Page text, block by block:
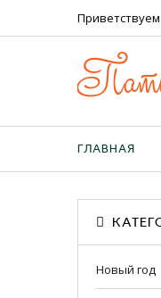
ГЛАВНАЯ
Новый год